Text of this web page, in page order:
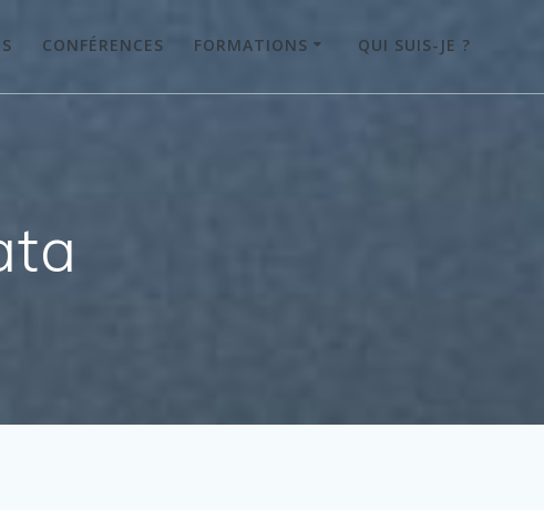
CONFÉRENCES FORMATIONS QUI SUIS-JE ?